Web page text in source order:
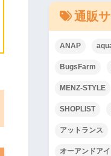
通販
ANAP
BugsFarm
MENZ-STYLE
SHOPLIST
アットランス
オーアンドアイ